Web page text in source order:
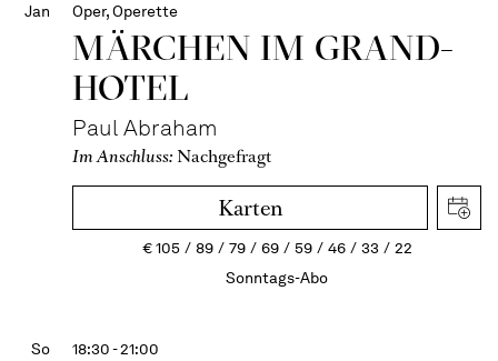
Jan Oper, Operette
MÄRCHEN IM GRAND-
HOTEL
Paul Abraham
Im Anschluss:Nachgefragt
Karten
€105 89 79 69 59 46 33
22
Sonntags-Abo
So 18:30 - 21:00